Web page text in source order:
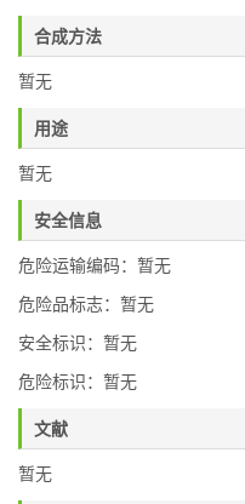
合成方法
暂无
用途
暂无
安全信息
危险运输编码：暂无
危险品标志：暂无
安全标识：暂无
危险标识：暂无
文献
暂无